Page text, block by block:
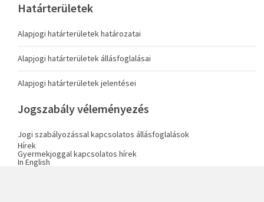
Határterületek
Alapjogi határterületek határozatai
Alapjogi határterületek állásfoglalásai
Alapjogi határterületek jelentései
Jogszabály véleményezés
Jogi szabályozással kapcsolatos állásfoglalások
Hírek
Gyermekjoggal kapcsolatos hírek
In English